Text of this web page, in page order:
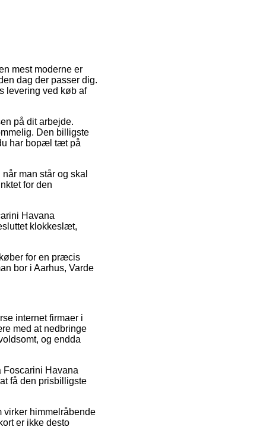
mest moderne er
dag der passer dig.
levering ved køb af
på dit arbejde.
Den billigste
har bopæl tæt på
man står og skal
for den
Havana
klokkeslæt,
for en præcis
bor i Aarhus, Varde
internet firmaer i
med at nedbringe
og endda
Foscarini Havana
få den prisbilligste
virker himmelråbende
er ikke desto